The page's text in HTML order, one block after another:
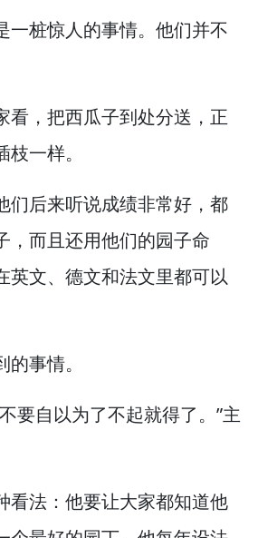
桩惊人的事情。 他们并不
看， 把西瓜子到处分送， 正
一样。
们后来听说成绩非常好， 都
， 而且还用他们的园子命
英文、德文和法文里都可以
事情。
要自以为了不起就得了。”主
看法：他要让大家都知道他